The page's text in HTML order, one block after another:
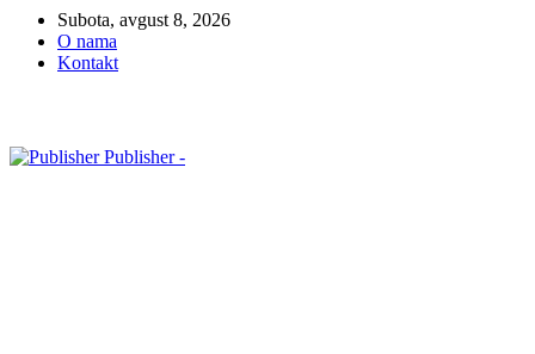
Subota, avgust 8, 2026
O nama
Kontakt
Publisher -